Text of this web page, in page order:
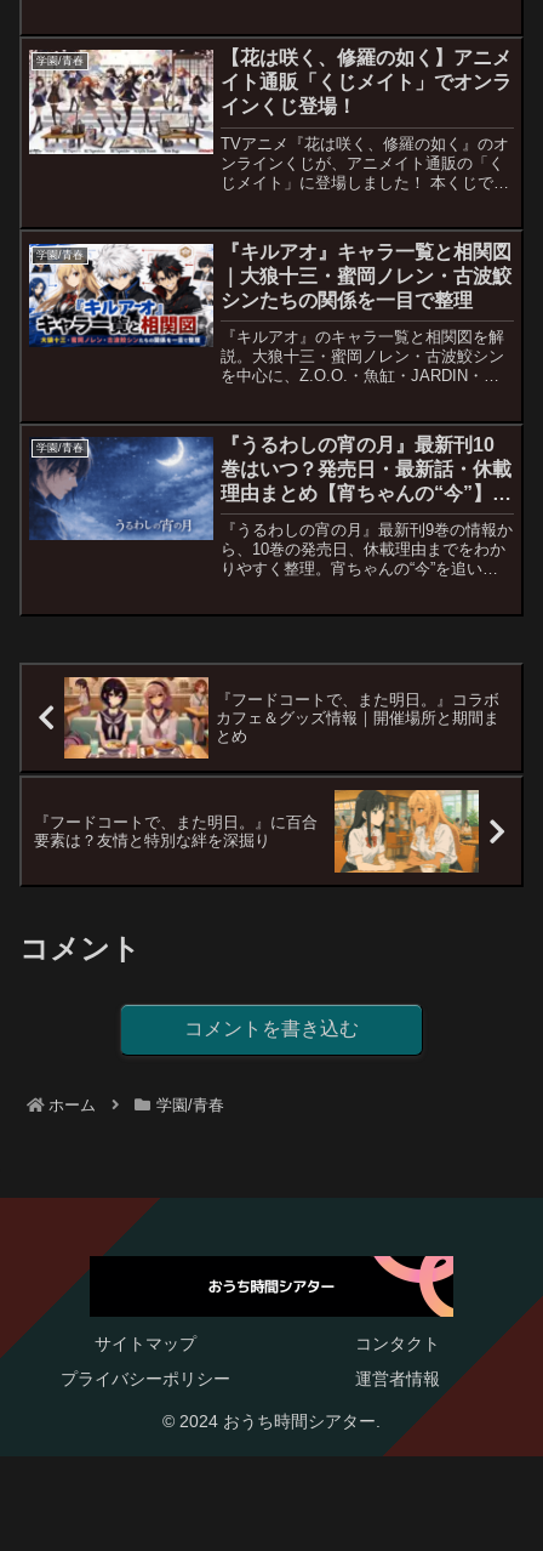
学園/青春
【花は咲く、修羅の如く】アニメ
イト通販「くじメイト」でオンラ
インくじ登場！
TVアニメ『花は咲く、修羅の如く』のオ
ンラインくじが、アニメイト通販の「く
じメイト」に登場しました！ 本くじで
リーやアクリルスタンド、トートバッグ
など、ファン必見のア...
学園/青春
『キルアオ』キャラ一覧と相関図
｜大狼十三・蜜岡ノレン・古波鮫
シンたちの関係を一目で整理
『キルアオ』のキャラ一覧と相関図を解
説。大狼十三・蜜岡ノレン・古波鮫シン
を中心に、Z.O.O.・魚缸・JARDIN・六
学園/青春
『うるわしの宵の月』最新刊10
巻はいつ？発売日・最新話・休載
理由まとめ【宵ちゃんの“今”】
【完全ガイド】
『うるわしの宵の月』最新刊9巻の情報か
ら、10巻の発売日、休載理由までをわか
りやすく整理。宵ちゃんの“今”を追いな
『フードコートで、また明日。』コラボ
カフェ＆グッズ情報｜開催場所と期間ま
とめ
『フードコートで、また明日。』に百合
要素は？友情と特別な絆を深掘り
コメント
コメントを書き込む
ホーム 学園/青春
サイトマップ
コンタクト
プライバシーポリシー
運営者情報
© 2024 おうち時間シアター.